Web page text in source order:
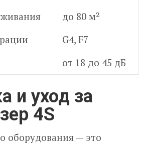
до 80 м²
G4, F7
от 18 до 45 дБ
и уход за
4S
оборудования — это